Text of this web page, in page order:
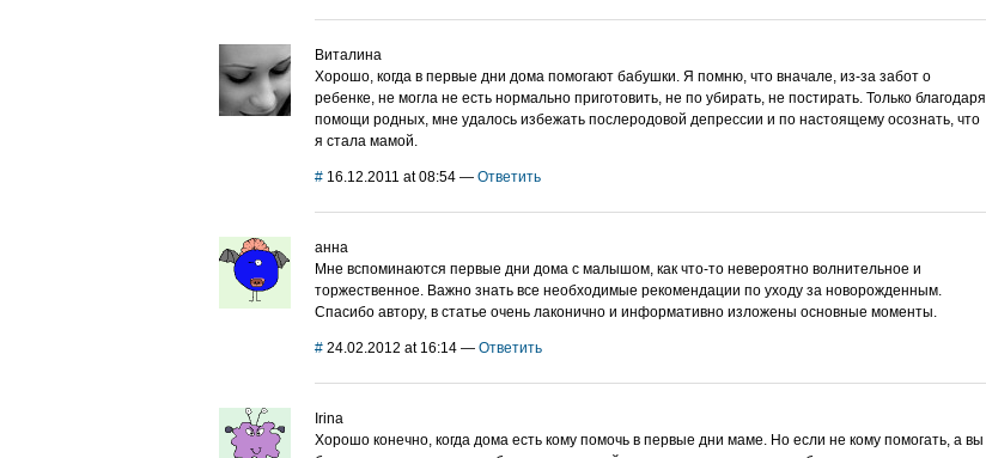
Виталина
Хорошо, когда в первые дни дома помогают бабушки. Я помню, что вначале, из-за забот о
ребенке, не могла не есть нормально приготовить, не по убирать, не постирать. Только благодаря
помощи родных, мне удалось избежать послеродовой депрессии и по настоящему осознать, что
я стала мамой.
# 16.12.2011 at 08:54 — Ответить
анна
Мне вспоминаются первые дни дома с малышом, как что-то невероятно волнительное и
торжественное. Важно знать все необходимые рекомендации по уходу за новорожденным.
Спасибо автору, в статье очень лаконично и информативно изложены основные моменты.
# 24.02.2012 at 16:14 — Ответить
Irina
Хорошо конечно, когда дома есть кому помочь в первые дни маме. Но если не кому помогать, а вы